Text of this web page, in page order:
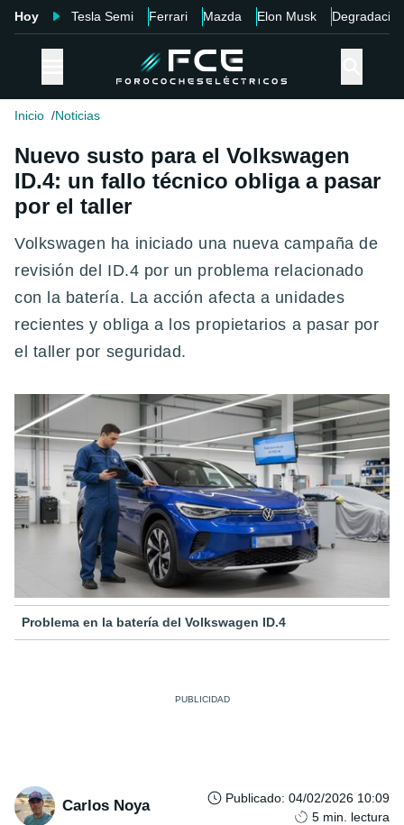
Hoy Tesla Semi Ferrari Mazda Elon Musk Degradación
Inicio Noticias
Nuevo susto para el Volkswagen
ID.4: un fallo técnico obliga a pasar
por el taller
Volkswagen ha iniciado una nueva campaña de
revisión del ID.4 por un problema relacionado
con la batería. La acción afecta a unidades
recientes y obliga a los propietarios a pasar por
el taller por seguridad.
Problema en la batería del Volkswagen ID.4
Carlos Noya Publicado: 04/02/2026 10:09
5 min. lectura